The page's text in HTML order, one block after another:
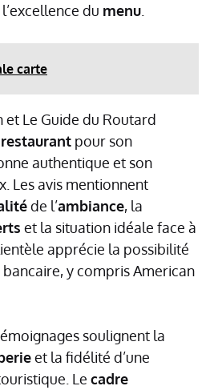
du menu
carte
et Le Guide du Routard
restaurant pour son
authentique et son
Les avis mentionnent
de l’ambiance, la
et la situation idéale face à
apprécie la possibilité
y compris American
soulignent la
et la fidélité d’une
Le cadre